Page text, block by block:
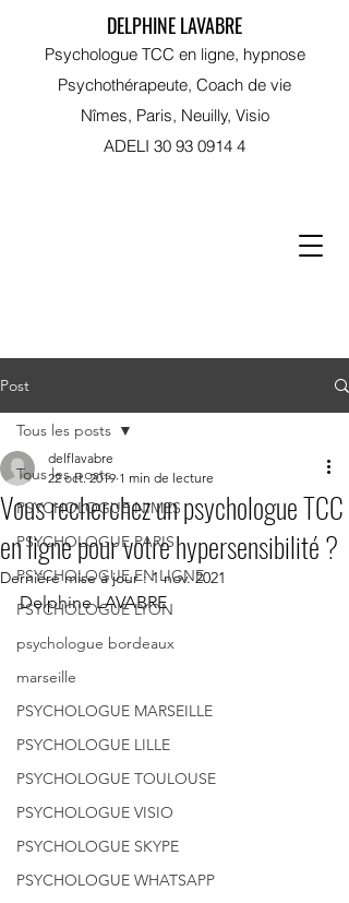
Psychologue TCC en ligne, hypnose
Psychothérapeute, Coach de vie
Nîmes, Paris, Neuilly, Visio
ADELI 30 93 0914 4
DELPHINE LAVABRE
Post
Tous les posts
PSYCHOLOGUE NIMES
PSYCHOLOGUE PARIS
PSYCHOLOGUE EN LIGNE
PSYCHOLOGUE LYON
psychologue bordeaux
marseille
PSYCHOLOGUE MARSEILLE
PSYCHOLOGUE LILLE
PSYCHOLOGUE TOULOUSE
PSYCHOLOGUE VISIO
PSYCHOLOGUE SKYPE
PSYCHOLOGUE WHATSAPP
Tous les posts
Vous recherchez un psychologue TCC
en ligne pour votre hypersensibilité ?
delflavabre
22 oct. 2019 1 min de lecture
Dernière mise à jour :1 nov. 2021
Delphine LAVABRE